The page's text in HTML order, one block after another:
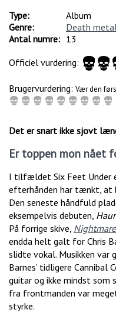
Type:
Album
Genre:
Death
Antal numre: 13
Officiel vurdering:
Brugervurdering: Vær den
Det er snart ikke sjovt
Er toppen mon nået
I tilfældet Six Feet Under
efterhånden har tænkt, at
Den seneste håndfuld
eksempelvis debuten,
På forrige skive,
endda helt galt for Chris
slidte vokal. Musikken var
Barnes’ tidligere Cannibal
guitar og ikke mindst som
fra frontmanden var
styrke.